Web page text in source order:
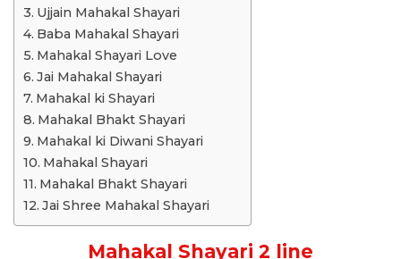
Ujjain Mahakal Shayari
Baba Mahakal Shayari
Mahakal Shayari Love
Jai Mahakal Shayari
Mahakal ki Shayari
Mahakal Bhakt Shayari
Mahakal ki Diwani Shayari
Mahakal Shayari
Mahakal Bhakt Shayari
Jai Shree Mahakal Shayari
Mahakal Shayari 2 line